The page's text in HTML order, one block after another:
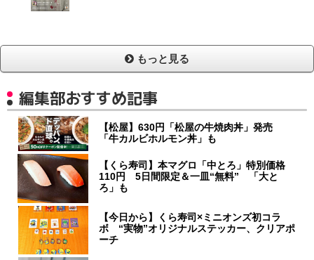
もっと見る
編集部おすすめ記事
【松屋】630円「松屋の牛焼肉丼」発売
「牛カルビホルモン丼」も
【くら寿司】本マグロ「中とろ」特別価格
110円 5日間限定＆一皿“無料” 「大と
ろ」も
【今日から】くら寿司×ミニオンズ初コラ
ボ “実物”オリジナルステッカー、クリアポ
ーチ